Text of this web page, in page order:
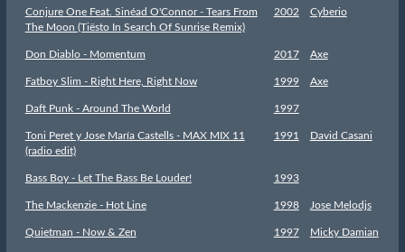
Conjure One Feat. Sinéad O'Connor - Tears From
The Moon (Tiësto In Search Of Sunrise Remix)
2002 Cyberio
Don Diablo - Momentum 2017 Axe
Fatboy Slim - Right Here, Right Now 1999 Axe
Daft Punk - Around The World 1997
Toni Peret y Jose María Castells - MAX MIX 11
(radio edit)
1991 David Casani
Bass Boy - Let The Bass Be Louder! 1993
The Mackenzie - Hot Line 1998 Jose Melodjs
Quietman - Now & Zen 1997 Micky Damian